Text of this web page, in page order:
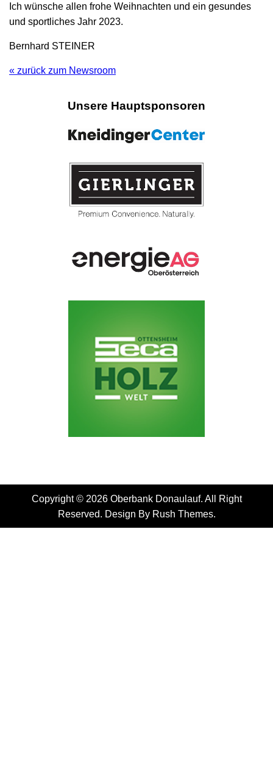
Ich wünsche allen frohe Weihnachten und ein gesundes
und sportliches Jahr 2023.
Bernhard STEINER
« zurück zum Newsroom
Unsere Hauptsponsoren
Copyright © 2026 Oberbank Donaulauf. All Right
Reserved. Design By Rush Themes.